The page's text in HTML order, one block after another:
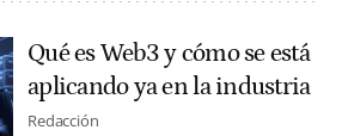
Qué es Web3 y cómo se está
aplicando ya en la industria
Redacción